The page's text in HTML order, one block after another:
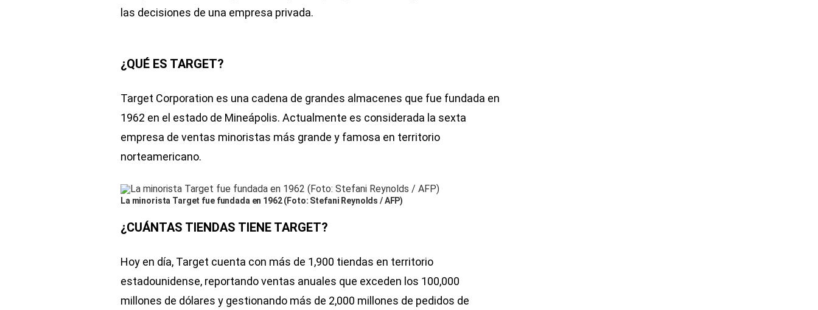
las decisiones de una empresa privada.
¿QUÉ ES TARGET?
Target Corporation es una cadena de grandes almacenes que fue fundada en
1962 en el estado de Mineápolis. Actualmente es considerada la sexta
empresa de ventas minoristas más grande y famosa en territorio
norteamericano.
La minorista Target fue fundada en 1962 (Foto: Stefani Reynolds / AFP)
¿CUÁNTAS TIENDAS TIENE TARGET?
Hoy en día, Target cuenta con más de 1,900 tiendas en territorio
estadounidense, reportando ventas anuales que exceden los 100,000
millones de dólares y gestionando más de 2,000 millones de pedidos de